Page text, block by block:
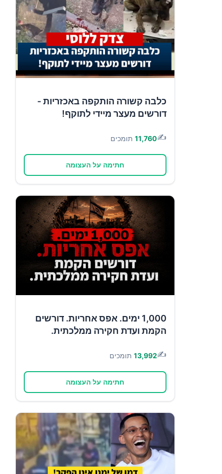
כלבה קשורה הותקפה באכזריות -
דורשים מעצר מיידי לתוקף!
✍️
11,760 תומכים
חתימה על העצומה
1,000 ימים. אפס אחריות. דורשים
הקמת ועדת חקירה ממלכתית.
✍️
13,992 תומכים
חתימה על העצומה